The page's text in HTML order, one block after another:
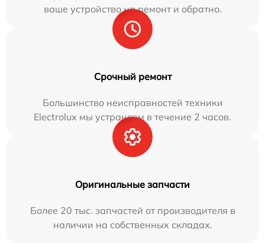
ваше устройство на ремонт и обратно.
Срочный ремонт
Большинство неисправностей техники
Electrolux мы устраняем в течение 2 часов.
Оригинальные запчасти
Более 20 тыс. запчастей от производителя в
наличии на собственных складах.